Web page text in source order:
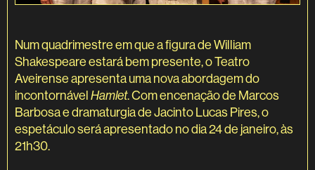
Num quadrimestre em que a figura de William
Shakespeare estará bem presente, o Teatro
Aveirense apresenta uma nova abordagem do
incontornávelHamlet. Com encenação de Marcos
Barbosa e dramaturgia de Jacinto Lucas Pires, o
espetáculo será apresentado no dia 24 de janeiro, às
21h30.